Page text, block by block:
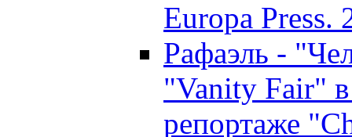
Europa Press.
Рафаэль -
"Vanity Fair"
репортаже